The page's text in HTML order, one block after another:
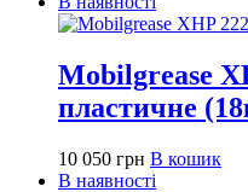
Mobilgrease
пластичне
10 050 грн В кошик
В наявності